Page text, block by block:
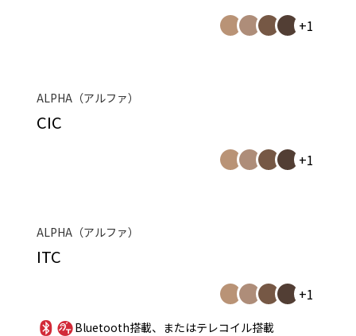
+1
ALPHA（アルファ）
CIC
+1
ALPHA（アルファ）
ITC
+1
Bluetooth搭載、またはテレコイル搭載